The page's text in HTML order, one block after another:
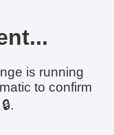
is running
to confirm